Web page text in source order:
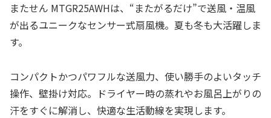
またせん MTGR25AWHは、“またがるだけ”で送風・温風
が出るユニークなセンサー式扇風機。夏も冬も大活躍しま
す。
コンパクトかつパワフルな送風力、使い勝手のよいタッチ
操作、壁掛け対応。ドライヤー時の蒸れやお風呂上がりの
汗をすぐに解消し、快適な生活動線を実現します。